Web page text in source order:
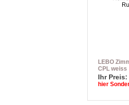
LEBO
CPL weiss
Rundkante
Ihr
hier